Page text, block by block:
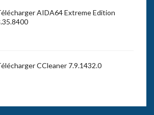
AIDA64 Extreme Edition
CCleaner 7.9.1432.0